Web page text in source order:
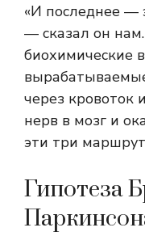
«И последнее —
— сказал он
биохимические
через
нерв в мозг и
эти три
Гипотеза